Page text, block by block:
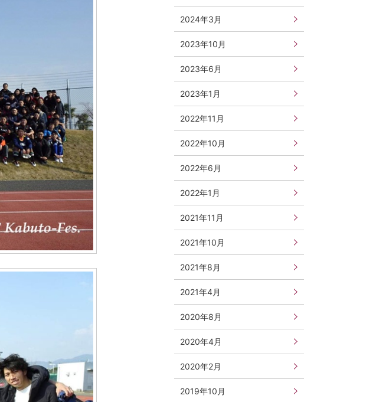
2024年3月
2023年10月
2023年6月
2023年1月
2022年11月
2022年10月
2022年6月
2022年1月
2021年11月
2021年10月
2021年8月
2021年4月
2020年8月
2020年4月
2020年2月
2019年10月